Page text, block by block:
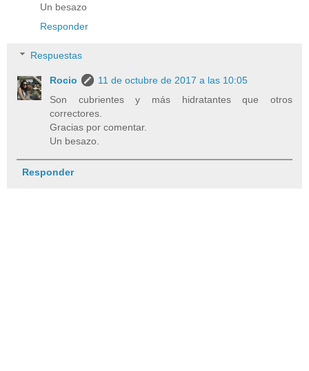
Un besazo
Responder
Respuestas
Rocio
11 de octubre de 2017 a las 10:05
Son cubrientes y más hidratantes que otros
correctores.
Gracias por comentar.
Un besazo.
Responder